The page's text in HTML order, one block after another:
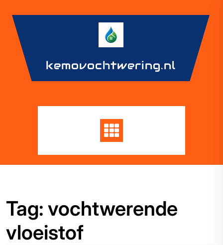
content
kemovochtwering.nl
Tag: vochtwerende
vloeistof